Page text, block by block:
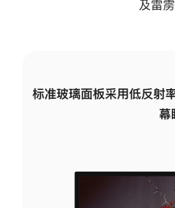
及雷
标准玻璃面板采用低反射
幕